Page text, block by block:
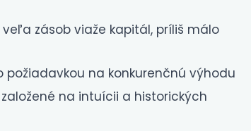
zásob viaže kapitál, príliš málo
na konkurenčnú výhodu
na intuícii a historických